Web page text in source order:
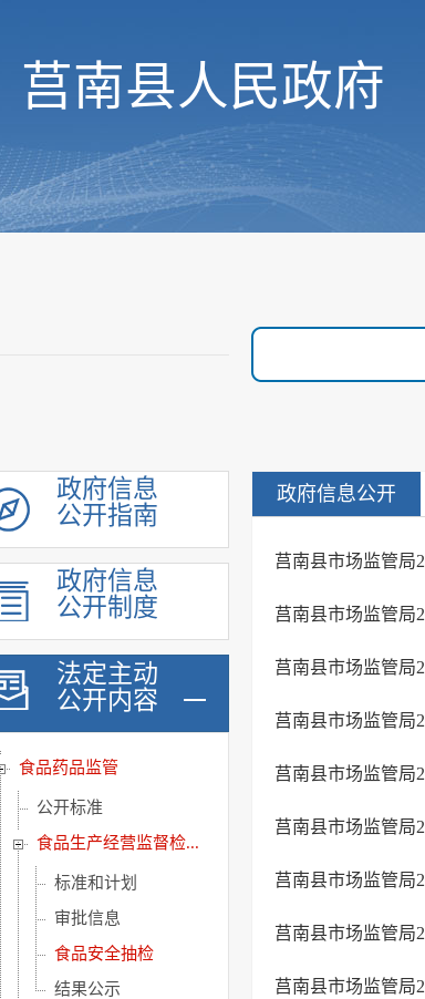
莒南县人民政府
政府信息
公开指南
政府信息
公开制度
法定主动
公开内容
价格与收费
审计与后评估
建议提案公开
政府采购
社会福利
社会保险
稳岗就业
教育信息
医疗卫生
公共文化服务
环境保护信息
食品药品监管
公开标准
食品生产经营监督检...
标准和计划
审批信息
食品安全抽检
结果公示
政府信息公开
莒南县市场监管局
莒南县市场监管局
莒南县市场监管局
莒南县市场监管局
莒南县市场监管局
莒南县市场监管局
莒南县市场监管局
莒南县市场监管局
莒南县市场监管局